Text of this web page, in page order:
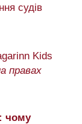
судів
Kids
правах
чому